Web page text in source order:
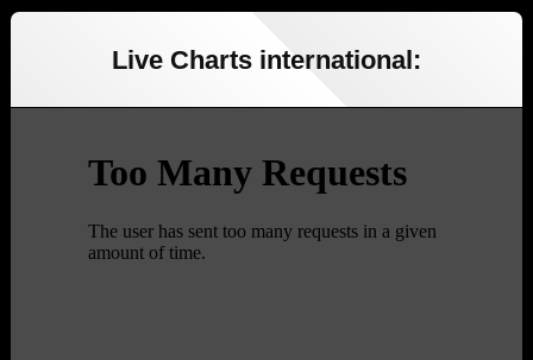
Live Charts international: